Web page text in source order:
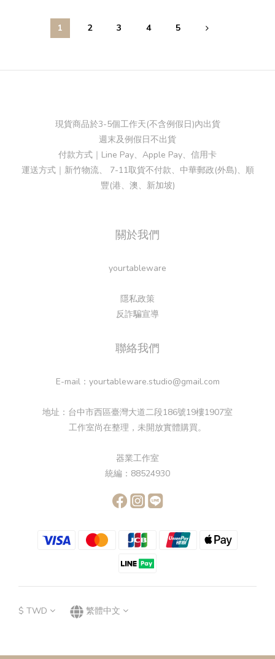
1 2 3 4 5
現貨商品於3-5個工作天(不含例假日)內出貨
週末及例假日不出貨
付款方式｜Line Pay、Apple Pay、信用卡
運送方式｜新竹物流、 7-11取貨不付款、中華郵政(外島)、順
豐(港、澳、新加坡)
關於我們
yourtableware
隱私政策
反詐騙宣導
聯絡我們
E-mail：yourtableware.studio@gmail.com
地址：台中市西區臺灣大道二段186號19樓1907室
工作室尚在整理，未開放實體購買。
器業工作室
統編：88524930
$ TWD 繁體中文